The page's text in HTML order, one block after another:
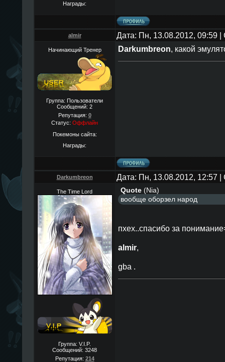
Награды:
almir Дата: Пн, 13.08.2012, 09:59
Начинающий Тренер
Группа: Пользователи
Сообщений: 2
Репутация: 0
Статус: Оффлайн
Покемоны сайта:
Награды:
Darkumbreon, какой
Darkumbreon Дата: Пн, 13.08.2012, 12:57
The Time Lord
Группа: V.I.P.
Сообщений: 3248
Репутация: 214
Quote(Nia)
вообще оборзел народ
пхех..спасибо за
almir,
gba .